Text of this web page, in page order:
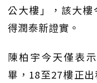
公大樓」，該大
得潤泰新證實。
陳柏宇今天僅表
畢，18至27樓正